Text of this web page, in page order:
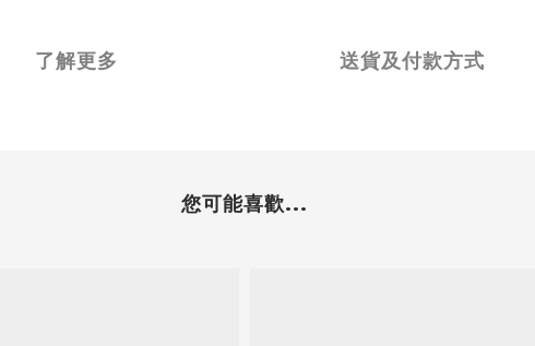
了解更多 送貨及付款方式
您可能喜歡...